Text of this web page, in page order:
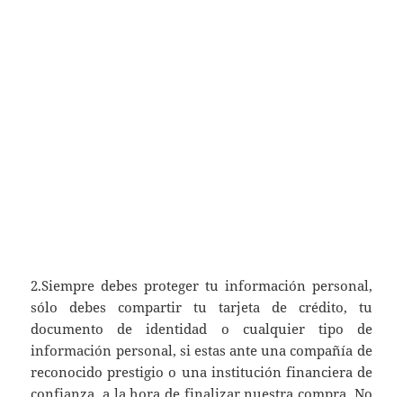
2.Siempre debes proteger tu información personal,
sólo debes compartir tu tarjeta de crédito, tu
documento de identidad o cualquier tipo de
información personal, si estas ante una compañía de
reconocido prestigio o una institución financiera de
confianza, a la hora de finalizar nuestra compra. No